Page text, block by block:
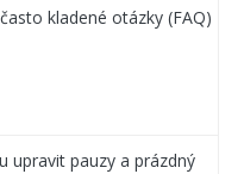
kladené otázky (FAQ)
upravit pauzy a prázdný